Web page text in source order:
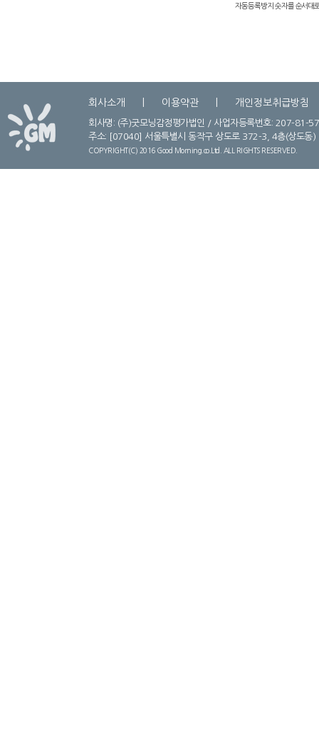
자동등록방지 숫자를 순서대
회사소개 이용약관 개인정보취급방침
회사명: (주)굿모닝감정평가법인 / 사업자등록번호: 207-81-
주소: [07040] 서울특별시 동작구 상도로 372-3, 4층(상
COPYRIGHT(C) 2016 Good Morning.co.Ltd. ALL RIGHTS RESERVED.